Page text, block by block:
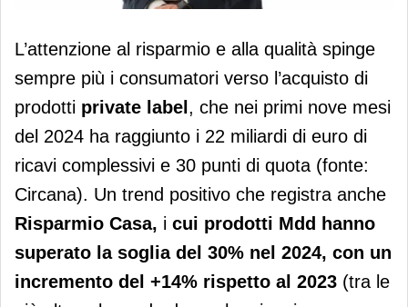
Risparmio Casa, le pl salgono a quota
L’attenzione al risparmio e alla qualità spinge
sempre più i consumatori verso l’acquisto di
prodotti private label , che nei primi nove mesi
del 2024 ha raggiunto i 22 miliardi di euro di
ricavi complessivi e 30 punti di quota (fonte:
Circana). Un trend positivo che registra anche
Risparmio Casa, i cui prodotti Mdd hanno
superato la soglia del 30% nel 2024, con un
incremento del +14% rispetto al 2023 (tra le